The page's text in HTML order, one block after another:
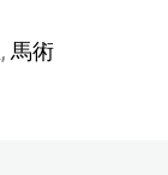
, 馬術